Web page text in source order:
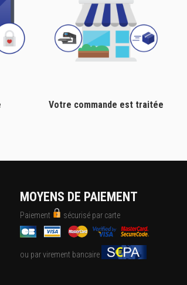
Votre commande est traitée
MOYENS DE PAIEMENT
Paiement sécurisé par carte
ou par virement bancaire